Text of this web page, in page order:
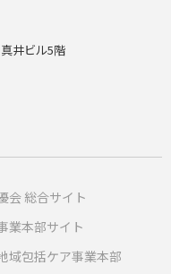
井ビル5階
会 総合サイト
業本部サイト
域包括ケア事業本部